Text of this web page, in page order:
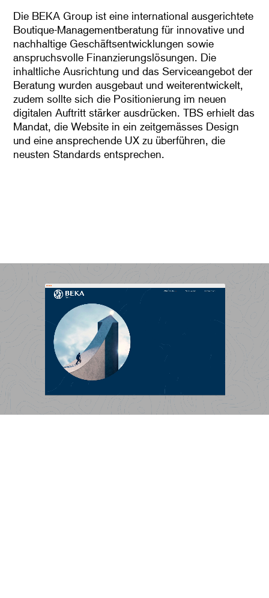
Die BEKA Group ist eine international ausgerichtete
Boutique-Managementberatung für innovative und
nachhaltige Geschäftsentwicklungen sowie
anspruchsvolle Finanzierungslösungen. Die
inhaltliche Ausrichtung und das Serviceangebot der
Beratung wurden ausgebaut und weiterentwickelt,
zudem sollte sich die Positionierung im neuen
digitalen Auftritt stärker ausdrücken. TBS erhielt das
Mandat, die Website in ein zeitgemässes Design
und eine ansprechende UX zu überführen, die
neusten Standards entsprechen.